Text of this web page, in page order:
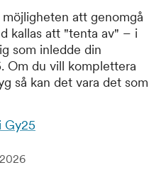
att genomgå
kallas att "tenta av" – i
som inledde din
Om du vill komplettera
så kan det vara det som
Gy25